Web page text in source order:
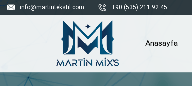
info@martintekstil.com +90 (535) 211 92 45
Anasayfa